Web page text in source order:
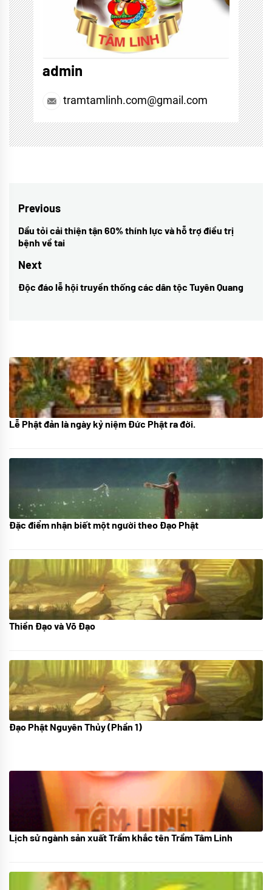
admin
tramtamlinh.com@gmail.com
Điều
hướng
bài
viết
Previous
Previous
post:
Dầu tỏi cải thiện tận 60% thính lực và hỗ trợ điều trị
bệnh về tai
Next
Next
Độc đáo lễ hội truyền thống các dân tộc Tuyên Quang
05/06/2024
Lễ Phật đản là ngày kỷ niệm Đức Phật ra đời.
01/06/2024
Đặc điểm nhận biết một người theo Đạo Phật
30/11/2022
Thiền Đạo và Võ Đạo
08/06/2022
Đạo Phật Nguyên Thủy (Phần 1)
21/10/2025
Lịch sử ngành sản xuất Trầm khắc tên Trầm Tâm Linh